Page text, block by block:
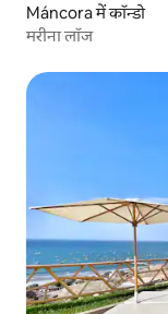
Máncora में कॉन्डो
मरीना लॉज